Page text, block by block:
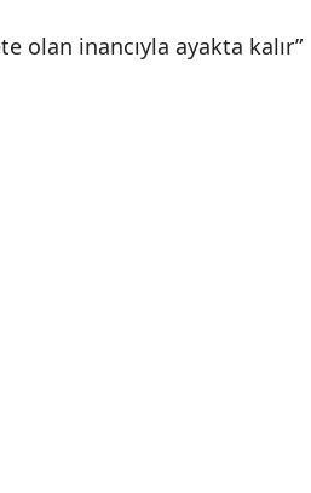
olan inancıyla ayakta kalır”